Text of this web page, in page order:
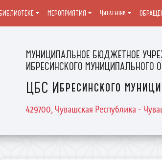
МУНИЦИПАЛЬНОЕ БЮДЖЕТНОЕ
ИБРЕСИНСКОГО МУНИЦИПАЛЬНОГО
ЦБС Ибресинского
429700, Чувашская Республика -
МЕРОПРИЯТИЯ Читателям